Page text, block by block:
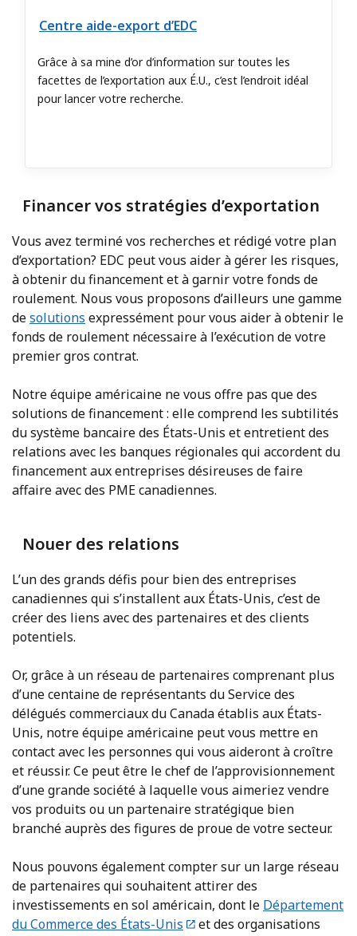
Centre aide-export d’EDC
Grâce à sa mine d’or d’information sur toutes les
facettes de l’exportation aux É.U., c’est l’endroit idéal
pour lancer votre recherche.
Financer vos stratégies d’exportation
Vous avez terminé vos recherches et rédigé votre plan
d’exportation? EDC peut vous aider à gérer les risques,
à obtenir du financement et à garnir votre fonds de
roulement. Nous vous proposons d’ailleurs une gamme
desolutions expressément pour vous aider à obtenir le
fonds de roulement nécessaire à l’exécution de votre
premier gros contrat.
Notre équipe américaine ne vous offre pas que des
solutions de financement : elle comprend les subtilités
du système bancaire des États-Unis et entretient des
relations avec les banques régionales qui accordent du
financement aux entreprises désireuses de faire
affaire avec des PME canadiennes.
Nouer des relations
L’un des grands défis pour bien des entreprises
canadiennes qui s’installent aux États-Unis, c’est de
créer des liens avec des partenaires et des clients
potentiels.
Or, grâce à un réseau de partenaires comprenant plus
d’une centaine de représentants du Service des
délégués commerciaux du Canada établis aux États-
Unis, notre équipe américaine peut vous mettre en
contact avec les personnes qui vous aideront à croître
et réussir. Ce peut être le chef de l’approvisionnement
d’une grande société à laquelle vous aimeriez vendre
vos produits ou un partenaire stratégique bien
branché auprès des figures de proue de votre secteur.
Nous pouvons également compter sur un large réseau
de partenaires qui souhaitent attirer des
investissements en sol américain, dont le Département
du Commerce des États-Unis
et des organisations